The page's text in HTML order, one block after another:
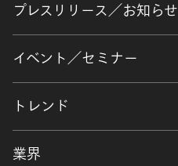
プレスリリース／お知らせ
イベント／セミナー
トレンド
業界